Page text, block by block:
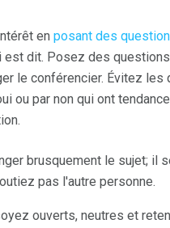
en posant des
est dit. Posez des
le conférencier. Évitez les
ou par non qui ont
brusquement le sujet; il
pas l'autre personne.
ouverts, neutres et